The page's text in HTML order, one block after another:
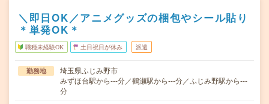
＼即日OK／アニメグッズの梱包やシール貼り
＊単発OK＊
職種未経験OK 土日祝日が休み 派遣
勤務地
埼玉県ふじみ野市
みずほ台駅から---分／鶴瀬駅から---分／ふじみ野駅から---
分